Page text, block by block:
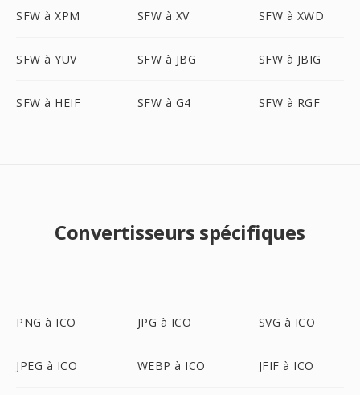
SFW à XPM SFW à XV SFW à XWD
SFW à YUV SFW à JBG SFW à JBIG
SFW à HEIF SFW à G4 SFW à RGF
Convertisseurs spécifiques
PNG à ICO JPG à ICO SVG à ICO
JPEG à ICO WEBP à ICO JFIF à ICO